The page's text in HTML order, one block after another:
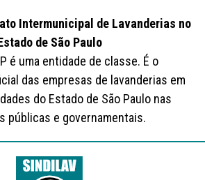
Intermunicipal de Lavanderias no
de São Paulo
é uma entidade de classe. É o
das empresas de lavanderias em
do Estado de São Paulo nas
públicas e governamentais.